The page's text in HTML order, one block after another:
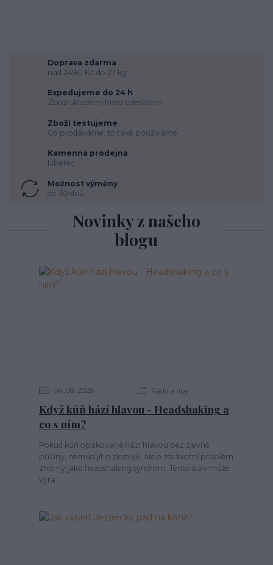
Doprava zdarma
nad 2490 Kč do 27 kg
Expedujeme do 24 h
Zboží skladem ihned odesíláme
Zboží testujeme
Co prodáváme, to také používáme
Kamenná prodejna
Liberec
Možnost výměny
do 30 dnů
Novinky z našeho
blogu
04 08 2026 Rady a tipy
Když kůň hází hlavou - Headshaking a
co s ním?
Pokud kůň opakovaně hází hlavou bez zjevné
příčiny, nemusí jít o zlozvyk, ale o zdravotní problém
známý jako headshaking syndrom. Tento stav může
výra...